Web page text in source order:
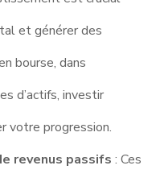
et générer des
bourse, dans
d’actifs, investir
votre progression.
revenus passifs : Ces